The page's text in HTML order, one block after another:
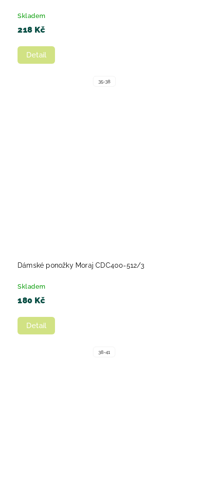
Skladem
218 Kč
Detail
35-38
Dámské ponožky Moraj CDC400-512/3
Skladem
180 Kč
Detail
38-41